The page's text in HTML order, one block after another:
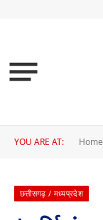
YOU ARE AT: Home
छत्तीसगढ़ / मध्यप्रदेश